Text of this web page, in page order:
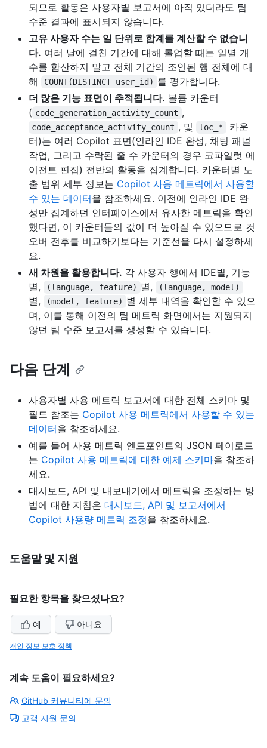
되므로 활동은 사용자별 보고서에 아직 있더라도 팀
수준 결과에 표시되지 않습니다.
고유 사용자 수는 일 단위로 합계를 계산할 수 없습니
다. 여러 날에 걸친 기간에 대해 롤업할 때는 일별 개
수를 합산하지 말고 전체 기간의 조인된 행 전체에 대
해
COUNT(DISTINCT user_id) 를 평가합니다.
더 많은 기능 표면이 추적됩니다. 볼륨 카운터
( code_generation_activity_count ,
code_acceptance_activity_count , 및 loc_*
카운
터)는 여러 Copilot 표면(인라인 IDE 완성, 채팅 패널
작업, 그리고 수락된 줄 수 카운터의 경우 코파일럿 에
이전트 편집) 전반의 활동을 집계합니다. 카운터별 노
출 범위 세부 정보는 Copilot 사용 메트릭에서 사용할
수 있는 데이터을 참조하세요. 이전에 인라인 IDE 완
성만 집계하던 인터페이스에서 유사한 메트릭을 확인
했다면, 이 카운터들의 값이 더 높아질 수 있으므로 컷
오버 전후를 비교하기보다는 기준선을 다시 설정하세
요.
새 차원을 활용합니다. 각 사용자 행에서 IDE별, 기능
별,
(language, feature) 별, (language, model)
별, (model, feature) 별 세부 내역을 확인할 수 있으
며, 이를 통해 이전의 팀 메트릭 화면에서는 지원되지
않던 팀 수준 보고서를 생성할 수 있습니다.
다음 단계
사용자별 사용 메트릭 보고서에 대한 전체 스키마 및
필드 참조는 Copilot 사용 메트릭에서 사용할 수 있는
데이터을 참조하세요.
예를 들어 사용 메트릭 엔드포인트의 JSON 페이로드
는 Copilot 사용 메트릭에 대한 예제 스키마을 참조하
세요.
대시보드, API 및 내보내기에서 메트릭을 조정하는 방
법에 대한 지침은 대시보드, API 및 보고서에서
Copilot 사용량 메트릭 조정을 참조하세요.
도움말 및 지원
필요한 항목을 찾으셨나요?
예 아니요
개인 정보 보호 정책
계속 도움이 필요하세요?
GitHub 커뮤니티에 문의
고객 지원 문의